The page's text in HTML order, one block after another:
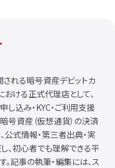
れる暗号資産デビットカ
おける正式代理店として、
込み・KYC・ご利用支援
号資産（仮想通貨）の決済
公式情報・第三者出典・実
、初心者でも理解できる平
記事の執筆・編集には、ス